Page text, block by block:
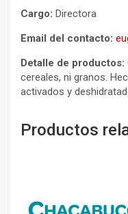
Cargo: Directora
Email del contacto:
Detalle de productos:
cereales, ni granos.
activados y
Productos